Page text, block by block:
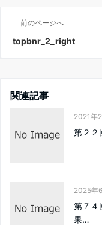
前のページへ
topbnr_2_right
関連記事
2021年
第２
2025年
第７
果…